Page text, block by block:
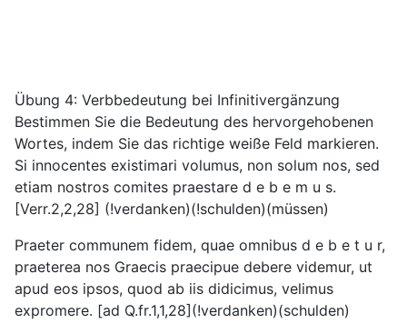
Übung 4: Verbbedeutung bei Infinitivergänzung
Bestimmen Sie die Bedeutung des hervorgehobenen
Wortes, indem Sie das richtige weiße Feld markieren.
Si innocentes existimari volumus, non solum nos, sed
etiam nostros comites praestare d e b e m u s.
[Verr.2,2,28] (!verdanken)(!schulden)(müssen)
Praeter communem fidem, quae omnibus d e b e t u r,
praeterea nos Graecis praecipue debere videmur, ut
apud eos ipsos, quod ab iis didicimus, velimus
expromere. [ad Q.fr.1,1,28](!verdanken)(schulden)